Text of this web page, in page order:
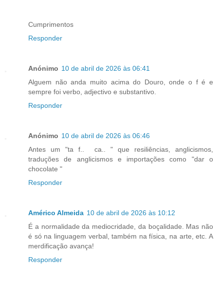
Cumprimentos
Responder
Anónimo 10 de abril de 2026 às 06:41
Alguem não anda muito acima do Douro, onde o f é e
sempre foi verbo, adjectivo e substantivo.
Responder
Anónimo 10 de abril de 2026 às 06:46
Antes um "ta f.. ca.. " que resiliências, anglicismos,
traduções de anglicismos e importações como "dar o
chocolate "
Responder
Américo Almeida 10 de abril de 2026 às 10:12
É a normalidade da mediocridade, da boçalidade. Mas não
é só na linguagem verbal, também na física, na arte, etc. A
merdificação avança!
Responder